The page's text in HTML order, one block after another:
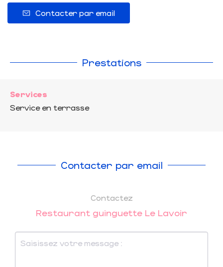
Contacter par email
Prestations
Services
Service en terrasse
Contacter par email
Contactez
Restaurant guinguette Le Lavoir